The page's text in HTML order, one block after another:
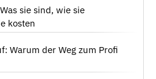
sie sind, wie sie
kosten
Warum der Weg zum Profi